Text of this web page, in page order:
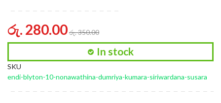
රු. 280.00රු. 350.00
In stock
SKU
endi-blyton-10-nonawathina-dumriya-kumara-siriwardana-susara